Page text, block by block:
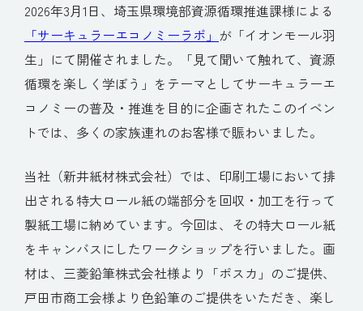
2026年3月1日、埼玉県環境部資源循環推進課様による
「サーキュラーエコノミーラボ」 が「イオンモール羽
生」にて開催されました。「見て聞いて触れて、資源
循環を楽しく学ぼう」をテーマとしてサーキュラーエ
コノミーの普及・推進を目的に企画されたこのイベン
トでは、多くの家族連れのお客様で賑わいました。
当社（新井紙材株式会社）では、印刷工場において排
出される特大ロール紙の端部分を回収・加工を行って
製紙工場に納めています。今回は、その特大ロール紙
をキャンバスにしたワークショップを行いました。画
材は、三菱鉛筆株式会社様より「ポスカ」のご提供、
戸田市商工会様より色鉛筆のご提供をいただき、楽し